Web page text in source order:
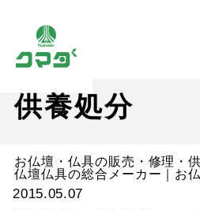
供養処分
お仏壇・仏具の販売・修理・
仏壇仏具の総合メーカー｜お
2015.05.07